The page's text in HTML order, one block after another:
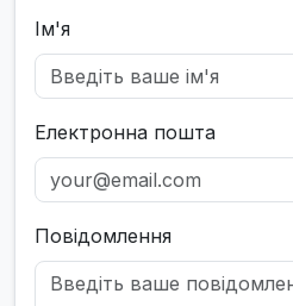
Ім'я
Електронна пошта
Повідомлення